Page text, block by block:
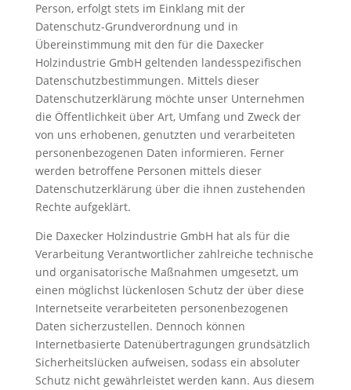
Person, erfolgt stets im Einklang mit der
Datenschutz-Grundverordnung und in
Übereinstimmung mit den für die Daxecker
Holzindustrie GmbH geltenden landesspezifischen
Datenschutzbestimmungen. Mittels dieser
Datenschutzerklärung möchte unser Unternehmen
die Öffentlichkeit über Art, Umfang und Zweck der
von uns erhobenen, genutzten und verarbeiteten
personenbezogenen Daten informieren. Ferner
werden betroffene Personen mittels dieser
Datenschutzerklärung über die ihnen zustehenden
Rechte aufgeklärt.
Die Daxecker Holzindustrie GmbH hat als für die
Verarbeitung Verantwortlicher zahlreiche technische
und organisatorische Maßnahmen umgesetzt, um
einen möglichst lückenlosen Schutz der über diese
Internetseite verarbeiteten personenbezogenen
Daten sicherzustellen. Dennoch können
Internetbasierte Datenübertragungen grundsätzlich
Sicherheitslücken aufweisen, sodass ein absoluter
Schutz nicht gewährleistet werden kann. Aus diesem